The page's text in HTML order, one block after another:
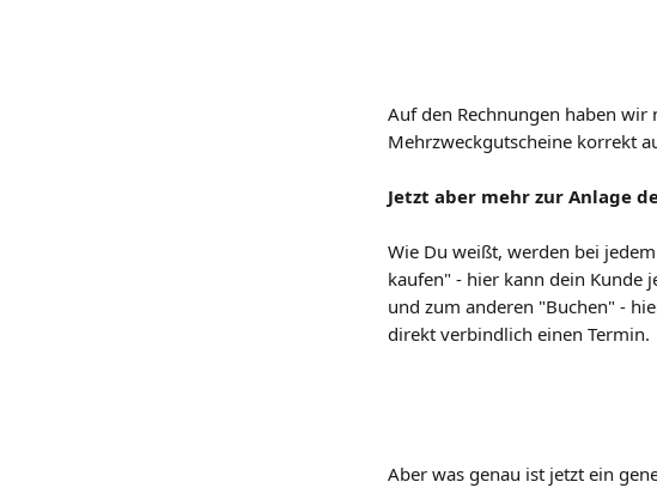
Auf den Rechnungen haben wir
Mehrzweckgutscheine korrekt
Jetzt aber mehr zur Anlage
Wie Du weißt, werden bei
kaufen" - hier kann dein Kunde
und zum anderen "Buchen" -
direkt verbindlich einen Termin.
Aber was genau ist jetzt ein